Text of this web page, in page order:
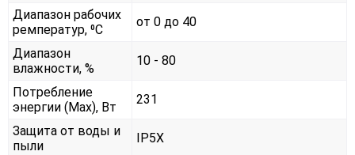
Диапазон рабочих
ремператур, ⁰С
от 0 до 40
Диапазон
влажности, %
10 - 80
Потребление
энергии (Max), Вт
231
Защита от воды и
пыли
IP5X